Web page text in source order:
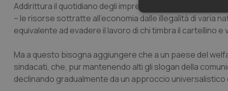
Addirittura il quotidiano degli imprenditori suggerisce
– le risorse sottratte all’economia dalle illegalità di varia
equivalente ad evadere il lavoro di chi timbra il cartellino e
Ma a questo bisogna aggiungere che a un paese del
sindacati, che, pur mantenendo alti gli slogan della
declinando gradualmente da un approccio